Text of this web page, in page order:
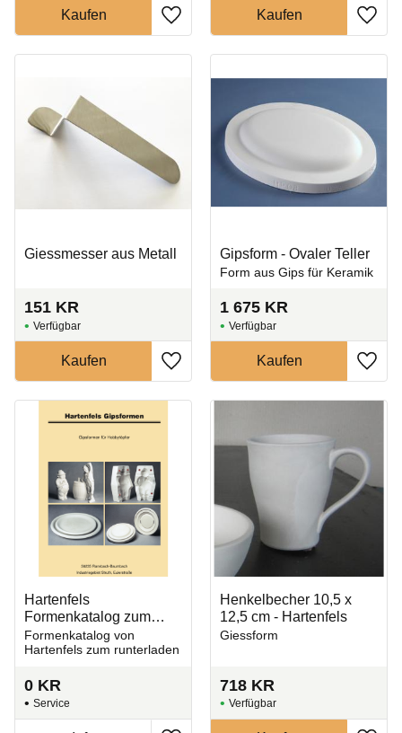
Zu Favoriten hinzufügen Zu
Giessmesser aus Metall
151 KR
Zu Favoriten hinzufügen
Gipsform - Ovaler Teller
Form aus Gips für Keramik
1 675 KR
Zu
Hartenfels
Formenkatalog zum
runterladen
Formenkatalog von
Hartenfels zum runterladen
0 KR
Service
Henkelbecher 10,5 x
12,5 cm - Hartenfels
Giessform
718 KR